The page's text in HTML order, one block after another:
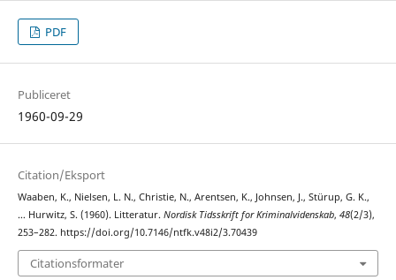
PDF
Publiceret
1960-09-29
Citation/Eksport
Waaben, K., Nielsen, L. N., Christie, N., Arentsen, K., Johnsen, J., Stürup, G. K.,
… Hurwitz, S. (1960). Litteratur. Nordisk Tidsskrift for Kriminalvidenskab, 48(2/3),
253–282. https://doi.org/10.7146/ntfk.v48i2/3.70439
Citationsformater